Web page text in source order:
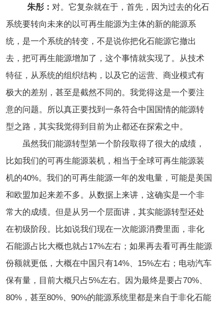
朱彤： 对。它复杂就在于，首先，因为过去的化石
系统要转向未来的以可再生能源为主体的新的能源系
统，是一个系统的转变，不是说你把化石能源它撤出
去，把可再生能源增加了，这个事情就实现了。从技术
特征，从系统的组织结构，以及它的运营、商业模式有
极大的差别，甚至是截然不同的。我觉得这是一个要注
意的问题。所以真正要找到一条符合中国国情的能源转
型之路，其实我觉得到目前为止都还在探索之中。
虽然我们能源转型第一个阶段取得了很大的成绩，
比如我们的可再生能源装机，相当于全球可再生能源装
机的40%。我们的可再生能源一年的发电量，可能是美国
和欧盟加起来差不多。从数据上来讲，这确实是一个非
常大的成绩。但是从另一个层面讲，其实能源转型还处
在初级阶段。比如说我们现在一次能源消费里面，非化
石能源占比大概也就占17%左右；如果再去看可再生能源
份额就更低，大概在中国只有14%、15%左右；电动汽车
保有量，目前大概只占5%左右。因为最终是要占70%、
80%，甚至80%、90%的能源系统里都是来自于非化石能